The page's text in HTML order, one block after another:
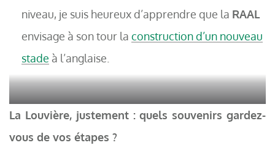
niveau, je suis heureux d’apprendre que la RAAL
envisage à son tour la construction d’un nouveau
stade à l’anglaise.
Ian Hamilton, au Tivoli face à Charleroi en D2 : une autre époque
La Louvière, justement : quels souvenirs gardez-
vous de vos étapes ?